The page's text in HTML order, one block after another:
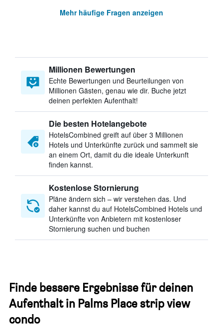
Mehr häufige Fragen anzeigen
Millionen Bewertungen
Echte Bewertungen und Beurteilungen von
Millionen Gästen, genau wie dir. Buche jetzt
deinen perfekten Aufenthalt!
Die besten Hotelangebote
HotelsCombined greift auf über 3 Millionen
Hotels und Unterkünfte zurück und sammelt sie
an einem Ort, damit du die ideale Unterkunft
finden kannst.
Kostenlose Stornierung
Pläne ändern sich – wir verstehen das. Und
daher kannst du auf HotelsCombined Hotels und
Unterkünfte von Anbietern mit kostenloser
Stornierung suchen und buchen
Finde bessere Ergebnisse für deinen
Aufenthalt in Palms Place strip view
condo